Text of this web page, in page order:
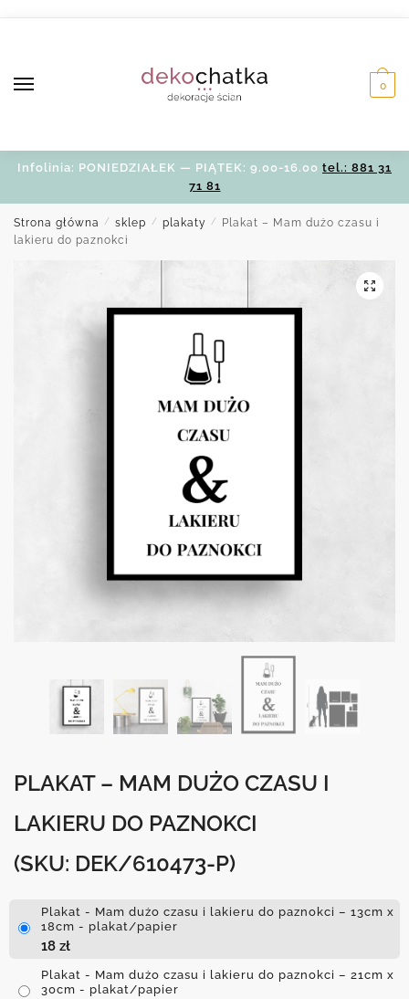
0
Infolinia: PONIEDZIAŁEK — PIĄTEK: 9.00-16.00 tel.: 881 31
71 81
Strona główna / sklep / plakaty /
Plakat – Mam dużo czasu i
lakieru do paznokci
PLAKAT – MAM DUŻO CZASU I
LAKIERU DO PAZNOKCI
(SKU: DEK/610473-P)
Plakat - Mam dużo czasu i lakieru do paznokci – 13cm x
18cm - plakat/papier
18 zł
Plakat - Mam dużo czasu i lakieru do paznokci – 21cm x
30cm - plakat/papier